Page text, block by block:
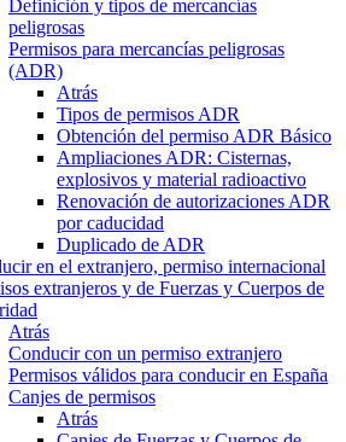
Definición y tipos de mercancías
peligrosas
Permisos para mercancías peligrosas
(ADR)
Atrás
Tipos de permisos ADR
Obtención del permiso ADR Básico
Ampliaciones ADR: Cisternas,
explosivos y material radioactivo
Renovación de autorizaciones ADR
por caducidad
Duplicado de ADR
en el extranjero, permiso internacional
extranjeros y de Fuerzas y Cuerpos de
Atrás
Conducir con un permiso extranjero
Permisos válidos para conducir en España
Canjes de permisos
Atrás